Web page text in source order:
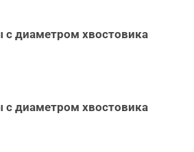
диаметром хвостовика
диаметром хвостовика